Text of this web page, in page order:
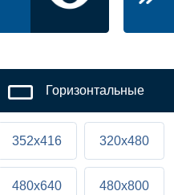
Горизонтальные
352x416 320x480
480x640 480x800